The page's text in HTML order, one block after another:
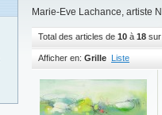
Marie-Eve Lachance, artiste
Total des articles de 10 à 18 sur
Afficher en: Grille Liste